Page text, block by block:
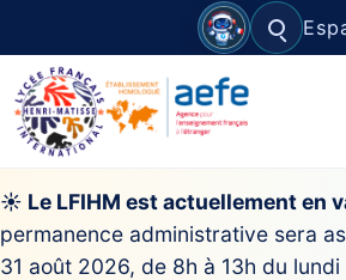
☀ Le LFIHM est actuellement en
permanence administrative sera
31 août 2026, de 8h à 13h du